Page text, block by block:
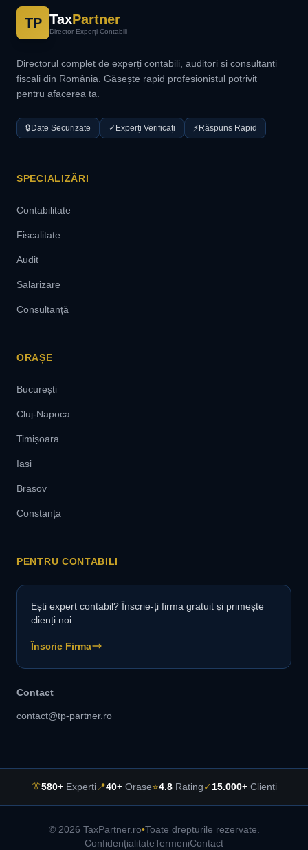
TP TaxPartner
Director Experți Contabili
Directorul complet de experți contabili, auditori și consultanți
fiscali din România. Găsește rapid profesionistul potrivit
pentru afacerea ta.
🔒 Date Securizate ✓ Experți Verificați ⚡ Răspuns Rapid
SPECIALIZĂRI
Contabilitate
Fiscalitate
Audit
Salarizare
Consultanță
ORAȘE
București
Cluj-Napoca
Timișoara
Iași
Brașov
Constanța
PENTRU CONTABILI
Ești expert contabil? Înscrie-ți firma gratuit și primește
clienți noi.
Înscrie Firma
Contact
contact@tp-partner.ro
👔580+Experți📍40+Orașe⭐4.8Rating✓15.000+Clienți
© 2026 TaxPartner.ro•Toate drepturile rezervate.
ConfidențialitateTermeniContact